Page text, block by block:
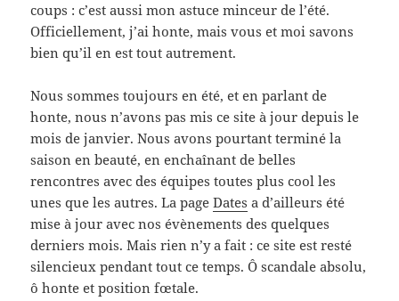
coups : c’est aussi mon astuce minceur de l’été.
Officiellement, j’ai honte, mais vous et moi savons
bien qu’il en est tout autrement.
Nous sommes toujours en été, et en parlant de
honte, nous n’avons pas mis ce site à jour depuis le
mois de janvier. Nous avons pourtant terminé la
saison en beauté, en enchaînant de belles
rencontres avec des équipes toutes plus cool les
unes que les autres. La pageDates a d’ailleurs été
mise à jour avec nos évènements des quelques
derniers mois. Mais rien n’y a fait : ce site est resté
silencieux pendant tout ce temps. Ô scandale absolu,
ô honte et position fœtale.